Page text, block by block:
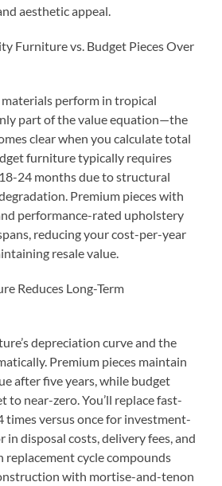
aesthetic appeal.
Furniture vs. Budget Pieces Over
perform in tropical
part of the value equation—the
clear when you calculate total
furniture typically requires
24 months due to structural
Premium pieces with
performance-rated upholstery
reducing your cost-per-year
resale value.
Reduces Long-Term
depreciation curve and the
Premium pieces maintain
after five years, while budget
to near-zero. You’ll replace fast-
versus once for investment-
in disposal costs, delivery fees, and
replacement cycle compounds
with mortise-and-tenon